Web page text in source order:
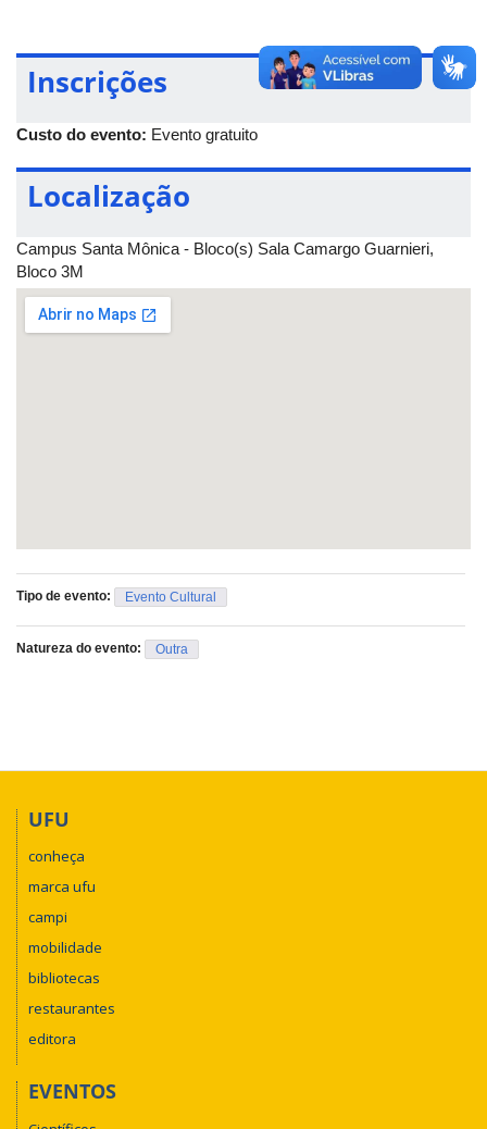
Mais informações:
E-mail:cultura@proex.ufu.br
Telefone: 3291-8947
Inscrições
Custo do evento: Evento gratuito
Localização
Campus Santa Mônica - Bloco(s) Sala Camargo Guarnieri,
Bloco 3M
Tipo de evento: Evento Cultural
Natureza do evento: Outra
UFU
conheça
marca ufu
campi
mobilidade
bibliotecas
restaurantes
editora
EVENTOS